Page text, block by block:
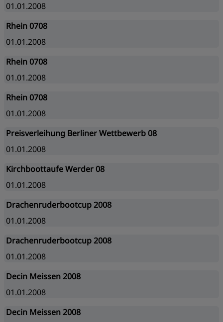
01.01.2008
Rhein 0708
01.01.2008
Rhein 0708
01.01.2008
Rhein 0708
01.01.2008
Preisverleihung Berliner Wettbewerb 08
01.01.2008
Kirchboottaufe Werder 08
01.01.2008
Drachenruderbootcup 2008
01.01.2008
Drachenruderbootcup 2008
01.01.2008
Decin Meissen 2008
01.01.2008
Decin Meissen 2008